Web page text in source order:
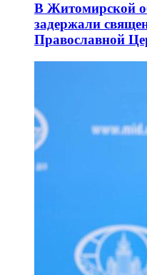
В Житомирской
задержали
Православной